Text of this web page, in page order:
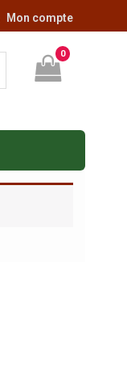
Mon compte
0